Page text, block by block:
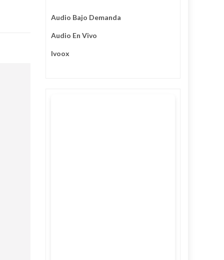
Audio Bajo Demanda
Audio En Vivo
Ivoox